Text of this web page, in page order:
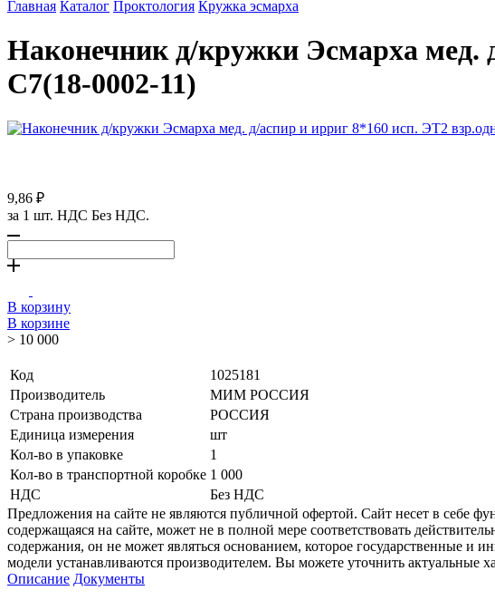
Главная Каталог Проктология Кружка эсмарха
Наконечник д/кружки Эсмарха мед.
С7(18-0002-11)
9,86 ₽
за 1 шт. НДС Без НДС.
В корзину
В корзине
> 10 000
Код
1025181
Производитель
МИМ РОССИЯ
Страна производства
РОССИЯ
Единица измерения
шт
Кол-во в упаковке
1
Кол-во в транспортной коробке 1 000
НДС
Без НДС
Предложения на сайте не являются публичной офертой. Сайт несет в себе
содержащаяся на сайте, может не в полной мере соответствовать
содержания, он не может являться основанием, которое государственные и
модели устанавливаются производителем. Вы можете уточнить актуальные
Описание Документы